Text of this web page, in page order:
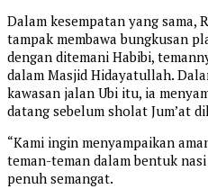
Dalam kesempatan yang sama,
tampak membawa bungkusan
dengan ditemani Habibi,
dalam Masjid Hidayatullah.
kawasan jalan Ubi itu, ia
datang sebelum sholat Jum’at
“Kami ingin menyampaikan
teman-teman dalam bentuk
penuh semangat.